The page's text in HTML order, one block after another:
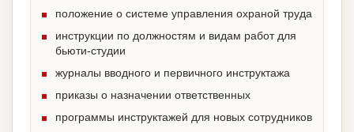
положение о системе управления охраной труда
инструкции по должностям и видам работ для
бьюти-студии
журналы вводного и первичного инструктажа
приказы о назначении ответственных
программы инструктажей для новых сотрудников